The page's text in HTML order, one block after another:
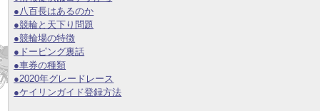
●八百長はあるのか
●競輪と天下り問題
●競輪場の特徴
●ドーピング裏話
●車券の種類
●2020年グレードレース
●ケイリンガイド登録方法